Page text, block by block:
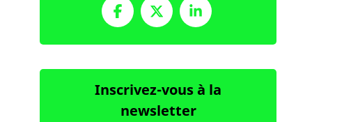
Inscrivez-vous à la
newsletter